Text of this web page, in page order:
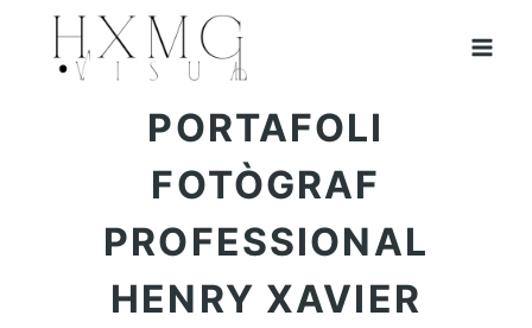
CONTINGUT
PORTAFOLI
FOTÒGRAF
PROFESSIONAL
HENRY XAVIER